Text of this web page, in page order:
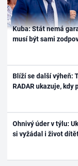
Kuba: Stát nemá
musí být sami
Blíží se další výheň:
RADAR ukazuje, kdy
Ohnivý úder v týlu:
si vyžádal i život